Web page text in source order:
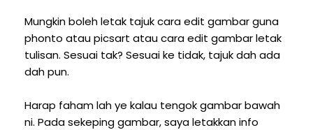
Mungkin boleh letak tajuk cara edit gambar guna
phonto atau picsart atau cara edit gambar letak
tulisan. Sesuai tak? Sesuai ke tidak, tajuk dah ada
dah pun.
Harap faham lah ye kalau tengok gambar bawah
ni. Pada sekeping gambar, saya letakkan info